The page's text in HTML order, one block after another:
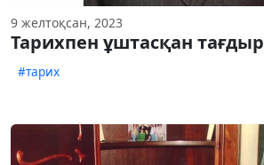
9 желтоқсан, 2023
Тарихпен ұштасқан тағдыр
#тарих